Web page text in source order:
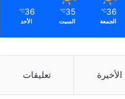
36
℃
الجمعة
35
℃
السبت
36
℃
الأحد
الأخيرة تعليقات